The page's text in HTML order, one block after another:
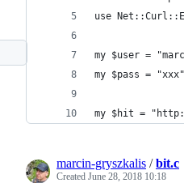
use
my $user =
my $pass =
my $hit =
marcin-gryszkalis /bit.c
Created June 28, 2018 10:18